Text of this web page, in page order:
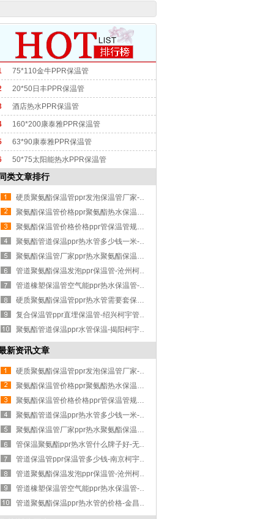
75*110金牛PPR保温管
20*50日丰PPR保温管
酒店热水PPR保温管
160*200康泰雅PPR保温管
63*90康泰雅PPR保温管
50*75太阳能热水PPR保温管
同类文章排行
硬质聚氨酯保温管ppr发泡保温管厂家-许昌柯宇管业价格实惠
聚氨酯保温管价格ppr聚氨酯热水保温管-西安柯宇管业品种繁多
聚氨酯保温管价格价格ppr管保温管规格型号-广州柯宇管业量大从优
聚氨酯管道保温ppr热水管多少钱一米-菏泽柯宇管业优质服务
聚氨酯保温管厂家ppr热水聚氨酯保温管-郴州柯宇管业厂家直销
管道聚氨酯保温发泡ppr保温管-沧州柯宇管业制作精良
管道橡塑保温管空气能ppr热水保温管-南阳柯宇管业性能可靠
硬质聚氨酯保温管ppr热水管需要套保温-濮阳柯宇管业信誉保证
复合保温管ppr直埋保温管-绍兴柯宇管业性能可靠
聚氨酯管道保温ppr水管保温-揭阳柯宇管业批发代理
新资讯文章
硬质聚氨酯保温管ppr发泡保温管厂家-许昌柯宇管业价格实惠
聚氨酯保温管价格ppr聚氨酯热水保温管-西安柯宇管业品种繁多
聚氨酯保温管价格价格ppr管保温管规格型号-广州柯宇管业量大从优
聚氨酯管道保温ppr热水管多少钱一米-菏泽柯宇管业优质服务
聚氨酯保温管厂家ppr热水聚氨酯保温管-郴州柯宇管业厂家直销
管保温聚氨酯ppr热水管什么牌子好-无锡柯宇管业服务周到
管道保温管ppr保温管多少钱-南京柯宇管业质量可靠
管道聚氨酯保温发泡ppr保温管-沧州柯宇管业制作精良
管道橡塑保温管空气能ppr热水保温管-南阳柯宇管业性能可靠
管道聚氨酯保温ppr热水管的价格-金昌柯宇管业品种繁多